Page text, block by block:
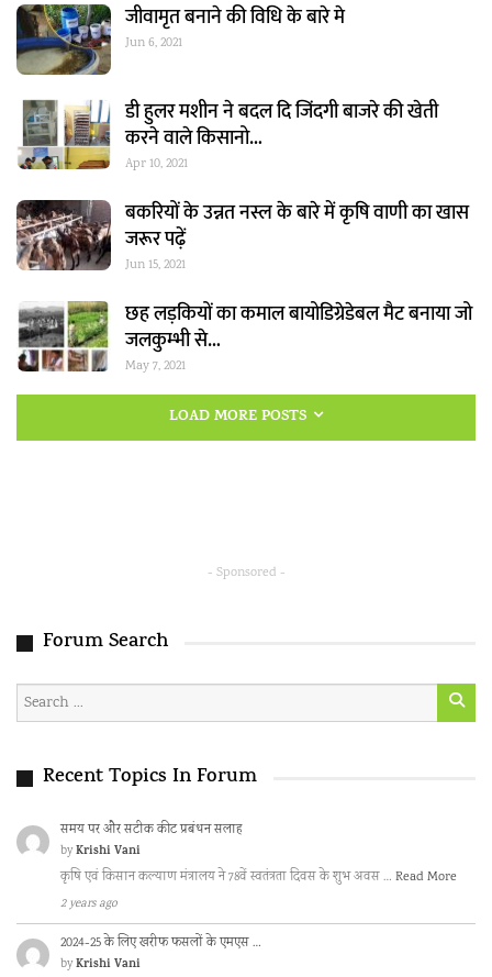
जीवामृत बनाने की विधि के बारे मे
Jun 6, 2021
डी हुलर मशीन ने बदल दि जिंदगी बाजरे की खेती
करने वाले किसानो…
Apr 10, 2021
बकरियों के उन्नत नस्ल के बारे में कृषि वाणी का खास
जरूर पढ़ें
Jun 15, 2021
छह लड़कियों का कमाल बायोडिग्रेडेबल मैट बनाया जो
जलकुम्भी से…
May 7, 2021
LOAD MORE POSTS
- Sponsored -
Forum Search
Recent Topics In Forum
समय पर और सटीक कीट प्रबंधन सलाह
byKrishi Vani
कृषि एवं किसान कल्याण मंत्रालय ने 78वें स्वतंत्रता दिवस के शुभ अवस … Read More
2 years ago
2024-25 के लिए खरीफ फसलों के एमएस …
byKrishi Vani